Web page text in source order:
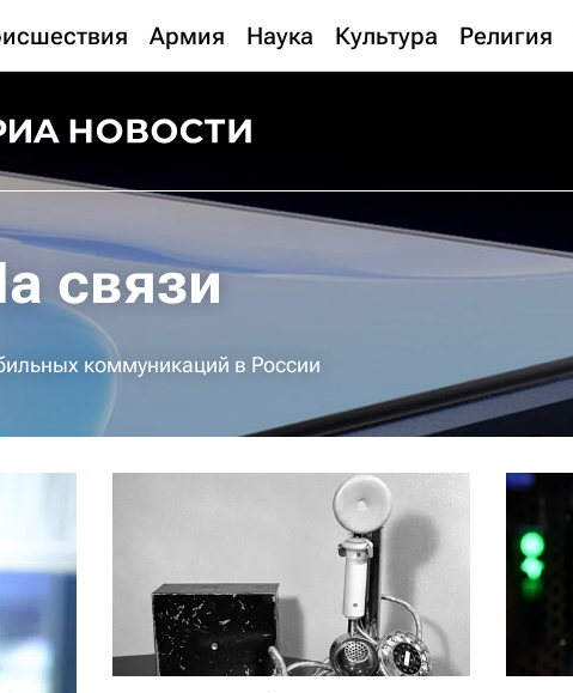
Армия Наука Культура Религия
связи
коммуникаций в России